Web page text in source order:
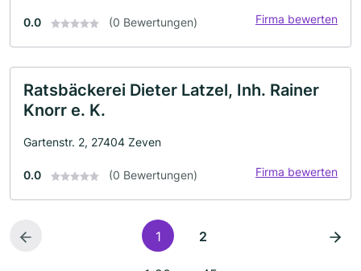
0.0 (0 Bewertungen) Firma bewerten
Ratsbäckerei Dieter Latzel, Inh. Rainer
Knorr e. K.
Gartenstr. 2, 27404 Zeven
0.0 (0 Bewertungen) Firma bewerten
1 2